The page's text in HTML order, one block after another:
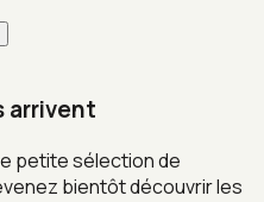
arrivent
petite sélection de
bientôt découvrir les